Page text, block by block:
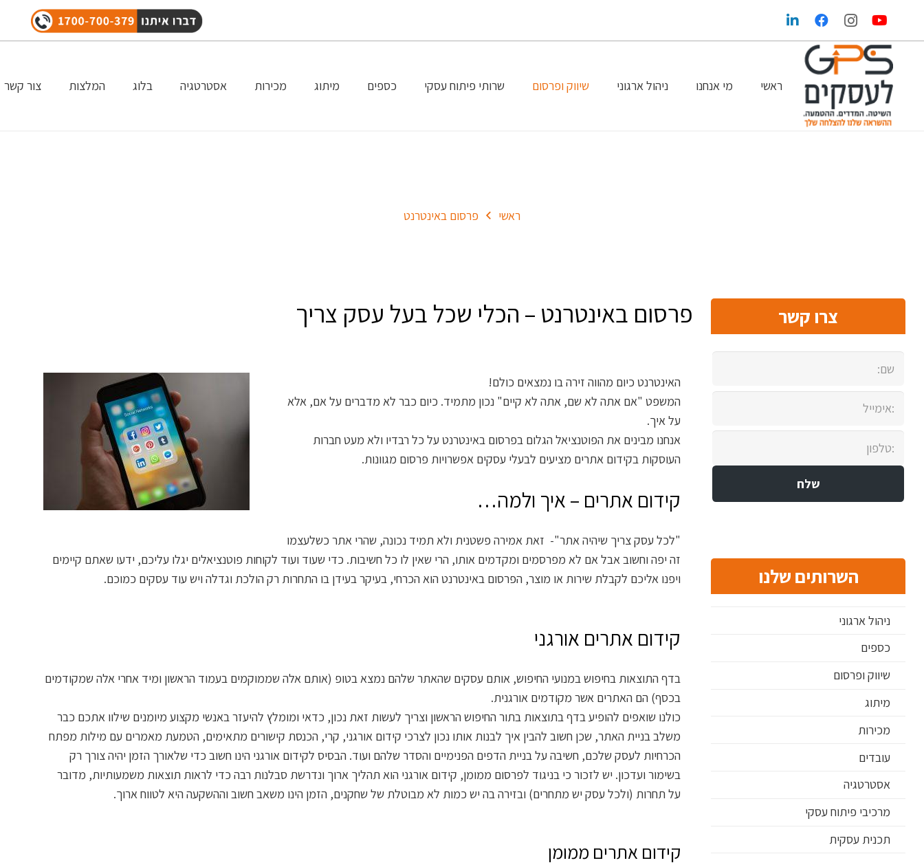
ראשי מי אנחנו ניהול ארגוני שיווק ופרסום שרותי פיתוח עסקי כספים מיתוג מכירות אסטרטגיה בלוג המלצות צור קשר
ראשי פרסום באינטרנט
פרסום באינטרנט – הכלי שכל בעל עסק צריך
האינטרנט כיום מהווה זירה בו נמצאים כולם!
המשפט "אם אתה לא שם, אתה לא קיים" נכון מתמיד. כיום כבר לא מדברים על אם, אלא
על איך.
אנחנו מבינים את הפוטנציאל הגלום בפרסום באינטרנט על כל רבדיו ולא מעט חברות
העוסקות בקידום אתרים מציעים לבעלי עסקים אפשרויות פרסום מגוונות.
קידום אתרים – איך ולמה…
"לכל עסק צריך שיהיה אתר"- זאת אמירה פשטנית ולא תמיד נכונה, שהרי אתר כשלעצמו
זה יפה וחשוב אבל אם לא מפרסמים ומקדמים אותו, הרי שאין לו כל חשיבות. כדי שעוד ועוד לקוחות פוטנציאלים יגלו עליכם, ידעו שאתם קיימים
ויפנו אליכם לקבלת שירות או מוצר, הפרסום באינטרנט הוא הכרחי, בעיקר בעידן בו התחרות רק הולכת וגדלה ויש עוד עסקים כמוכם.
קידום אתרים אורגני
בדף התוצאות בחיפוש במנועי החיפוש, אותם עסקים שהאתר שלהם נמצא בטופ (אותם אלה שממוקמים בעמוד הראשון ומיד אחרי אלה שמקודמים
בכסף) הם האתרים אשר מקודמים אורגנית.
כולנו שואפים להופיע בדף בתוצאות בתור החיפוש הראשון וצריך לעשות זאת נכון, כדאי ומומלץ להיעזר באנשי מקצוע מיומנים שילוו אתכם כבר
משלב בניית האתר, שכן חשוב להבין איך לבנות אותו נכון לצרכי קידום אורגני, קרי, הכנסת קישורים מתאימים, הטמעת מאמרים עם מילות מפתח
הכרחיות לעסק שלכם, חשיבה על בניית הדפים הפנימיים והסדר שלהם ועוד. הבסיס לקידום אורגני הינו חשוב כדי שלאורך הזמן יהיה צורך רק
בשימור ועדכון. יש לזכור כי בניגוד לפרסום ממומן, קידום אורגני הוא תהליך ארוך ונדרשת סבלנות רבה כדי לראות תוצאות משמעותיות, מדובר
על תחרות (ולכל עסק יש מתחרים) ובזירה בה יש כמות לא מבוטלת של שחקנים, הזמן הינו משאב חשוב וההשקעה היא לטווח ארוך.
קידום אתרים ממומן
צרו קשר
השרותים שלנו
ניהול ארגוני
כספים
שיווק ופרסום
מיתוג
מכירות
עובדים
אסטרטגיה
מרכיבי פיתוח עסקי
תכנית עסקית